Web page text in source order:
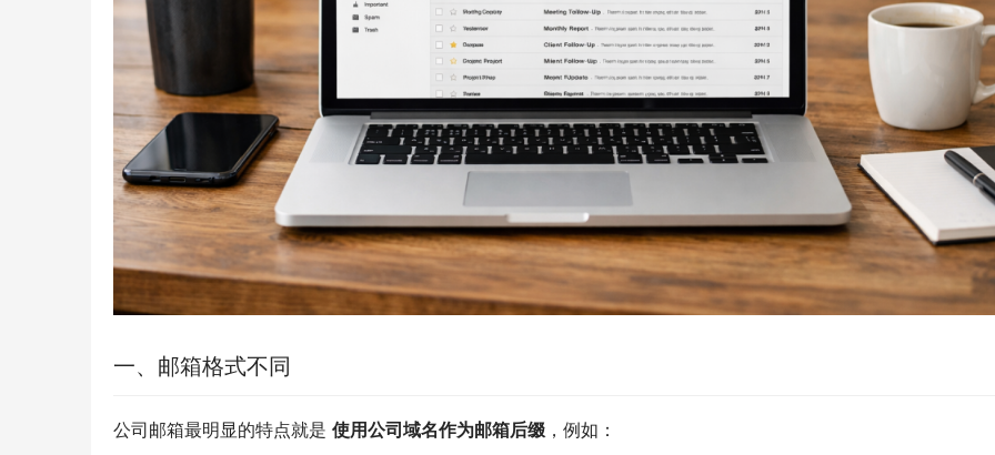
一、邮箱格式不同
公司邮箱最明显的特点就是 使用公司域名作为邮箱后缀 ，例如：